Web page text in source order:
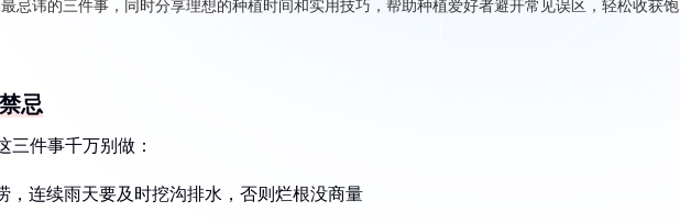
忌讳的三件事，同时分享理想的种植时间和实用技巧，帮助种植爱好者避开常见误区，轻松收获饱
忌
三件事千万别做：
，连续雨天要及时挖沟排水，否则烂根没商量